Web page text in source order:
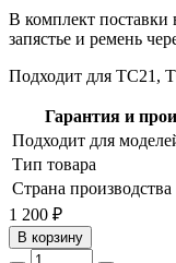
В комплект поставки
запястье и ремень
Подходит для TC21,
Гарантия и
Подходит для
Тип товара
Страна производства
1 200 ₽
В корзину